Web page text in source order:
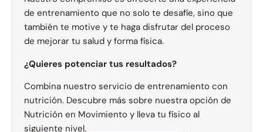
de entrenamiento que no solo te desafíe, sino que
también te motive y te haga disfrutar del proceso
de mejorar tu salud y forma física.
¿Quieres potenciar tus resultados?
Combina nuestro servicio de entrenamiento con
nutrición. Descubre más sobre nuestra opción de
Nutrición en Movimiento y lleva tu físico al
siguiente nivel.